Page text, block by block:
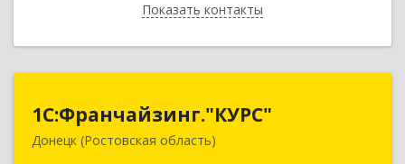
Показать контакты
Назад
1С:Франчайзинг."КУРС"
Донецк (Ростовская область)
1С:Франчайзинг."КУРС"
346330, Ростовская обл, Донецк г, Благодатный